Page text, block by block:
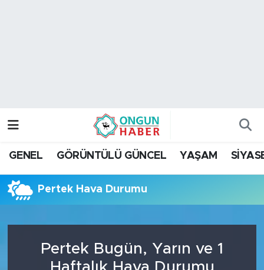
GENEL GÖRÜNTÜLÜ GÜNCEL YAŞAM
Pertek Hava Durumu
Pertek Bugün, Yarın ve 1
Haftalık Hava Durumu
Trafik Durumu
Tüm Manşetler
Son Dakika Haberleri
Haber Arşivi